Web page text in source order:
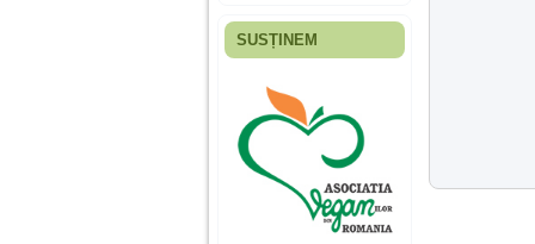
Fiica mea s-a nascut
ani, privind in urma
realizez cat de multe
greseli am facut in
educatia si cresterea
ei, am fost o mama
egoista, preocupata
de implinirea
profesionala, cand ea
era mica am neglijat-
SUSȚINEM